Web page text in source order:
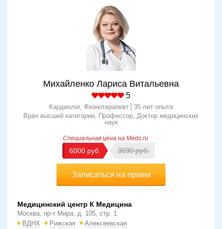
Михайленко Лариса Витальевна
5
Кардиолог, Физиотерапевт
35 лет опыта
Врач высшей категории Профессор Доктор медицинских
наук
6000 3690
Записаться на прием
Медицинский центр К Медицина
Москва, пр-т Мира, д. 105, стр. 1
ВДНХ
Рижская Алексеевская